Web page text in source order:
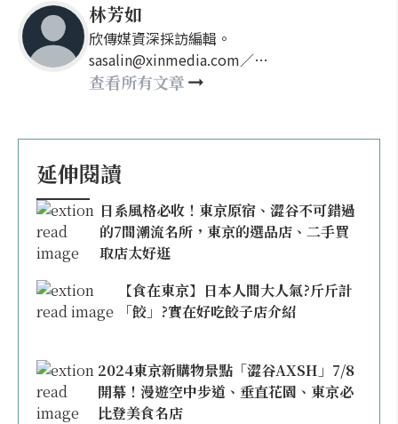
林芳如
欣傳媒資深採訪編輯。
sasalin@xinmedia.com／
happy21917@gmail.com
查看所有文章
延伸閱讀
日系風格必收！東京原宿、澀谷不可錯過
的7間潮流名所，東京的選品店、二手買
取店太好逛
【食在東京】日本人間大人氣?斤斤計
「餃」?實在好吃餃子店介紹
2024東京新購物景點「澀谷AXSH」7/8
開幕！漫遊空中步道、垂直花園、東京必
比登美食名店